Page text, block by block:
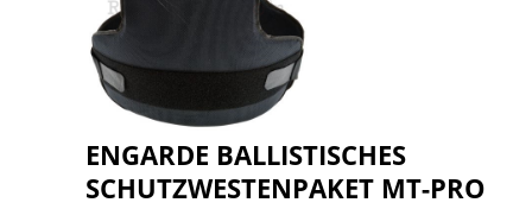
ENGARDE BALLISTISCHES
SCHUTZWESTENPAKET MT-PRO